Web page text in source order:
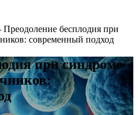
Преодоление бесплодия при
современный подход
при синдроме